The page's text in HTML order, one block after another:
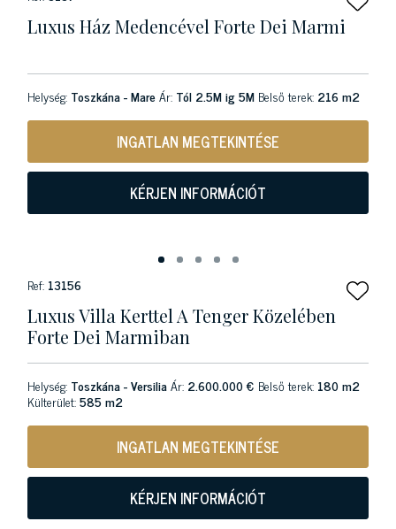
Luxus Ház Medencével Forte Dei Marmi
Helység: Toszkána - MareÁr: Tól 2.5M ig 5M Belső terek: 216 m2
INGATLAN MEGTEKINTÉSE
KÉRJEN INFORMÁCIÓT
Ref: 13156
Luxus Villa Kerttel A Tenger Közelében
Forte Dei Marmiban
Helység: Toszkána - VersiliaÁr: 2.600.000 € Belső terek: 180 m2
Külterület:585 m2
INGATLAN MEGTEKINTÉSE
KÉRJEN INFORMÁCIÓT